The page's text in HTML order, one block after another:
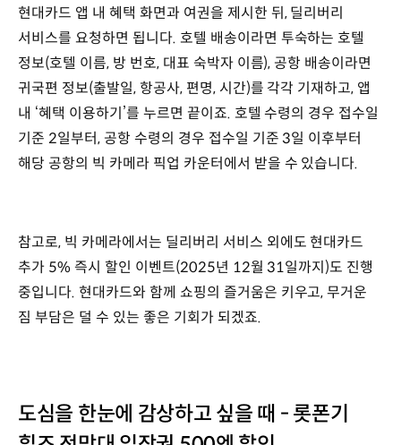
현대카드 앱 내 혜택 화면과 여권을 제시한 뒤, 딜리버리
서비스를 요청하면 됩니다. 호텔 배송이라면 투숙하는 호텔
정보(호텔 이름, 방 번호, 대표 숙박자 이름), 공항 배송이라면
귀국편 정보(출발일, 항공사, 편명, 시간)를 각각 기재하고, 앱
내 ‘혜택 이용하기’를 누르면 끝이죠. 호텔 수령의 경우 접수일
기준 2일부터, 공항 수령의 경우 접수일 기준 3일 이후부터
해당 공항의 빅 카메라 픽업 카운터에서 받을 수 있습니다.
참고로, 빅 카메라에서는 딜리버리 서비스 외에도 현대카드
추가 5% 즉시 할인 이벤트(2025년 12월 31일까지)도 진행
중입니다. 현대카드와 함께 쇼핑의 즐거움은 키우고, 무거운
짐 부담은 덜 수 있는 좋은 기회가 되겠죠.
도심을 한눈에 감상하고 싶을 때 - 롯폰기